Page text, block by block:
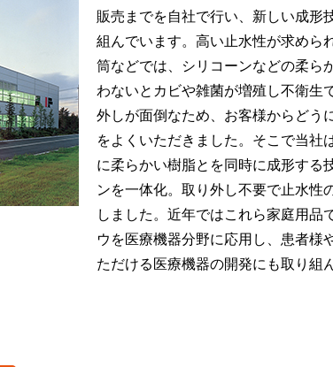
販売までを自社で行い、新しい成形
組んでいます。高い止水性が求めら
筒などでは、シリコーンなどの柔ら
わないとカビや雑菌が増殖し不衛生
外しが面倒なため、お客様からどう
をよくいただきました。そこで当社
に柔らかい樹脂とを同時に成形する
ンを一体化。取り外し不要で止水性
しました。近年ではこれら家庭用品
ウを医療機器分野に応用し、患者様
ただける医療機器の開発にも取り組